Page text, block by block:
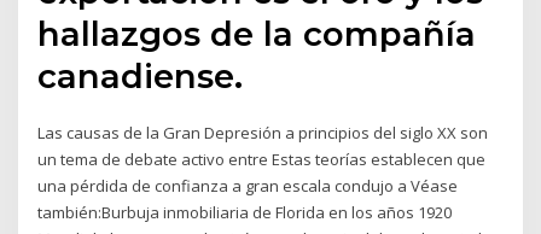
hallazgos de la compañía
canadiense.
Las causas de la Gran Depresión a principios del siglo XX son
un tema de debate activo entre Estas teorías establecen que
una pérdida de confianza a gran escala condujo a Véase
también:Burbuja inmobiliaria de Florida en los años 1920